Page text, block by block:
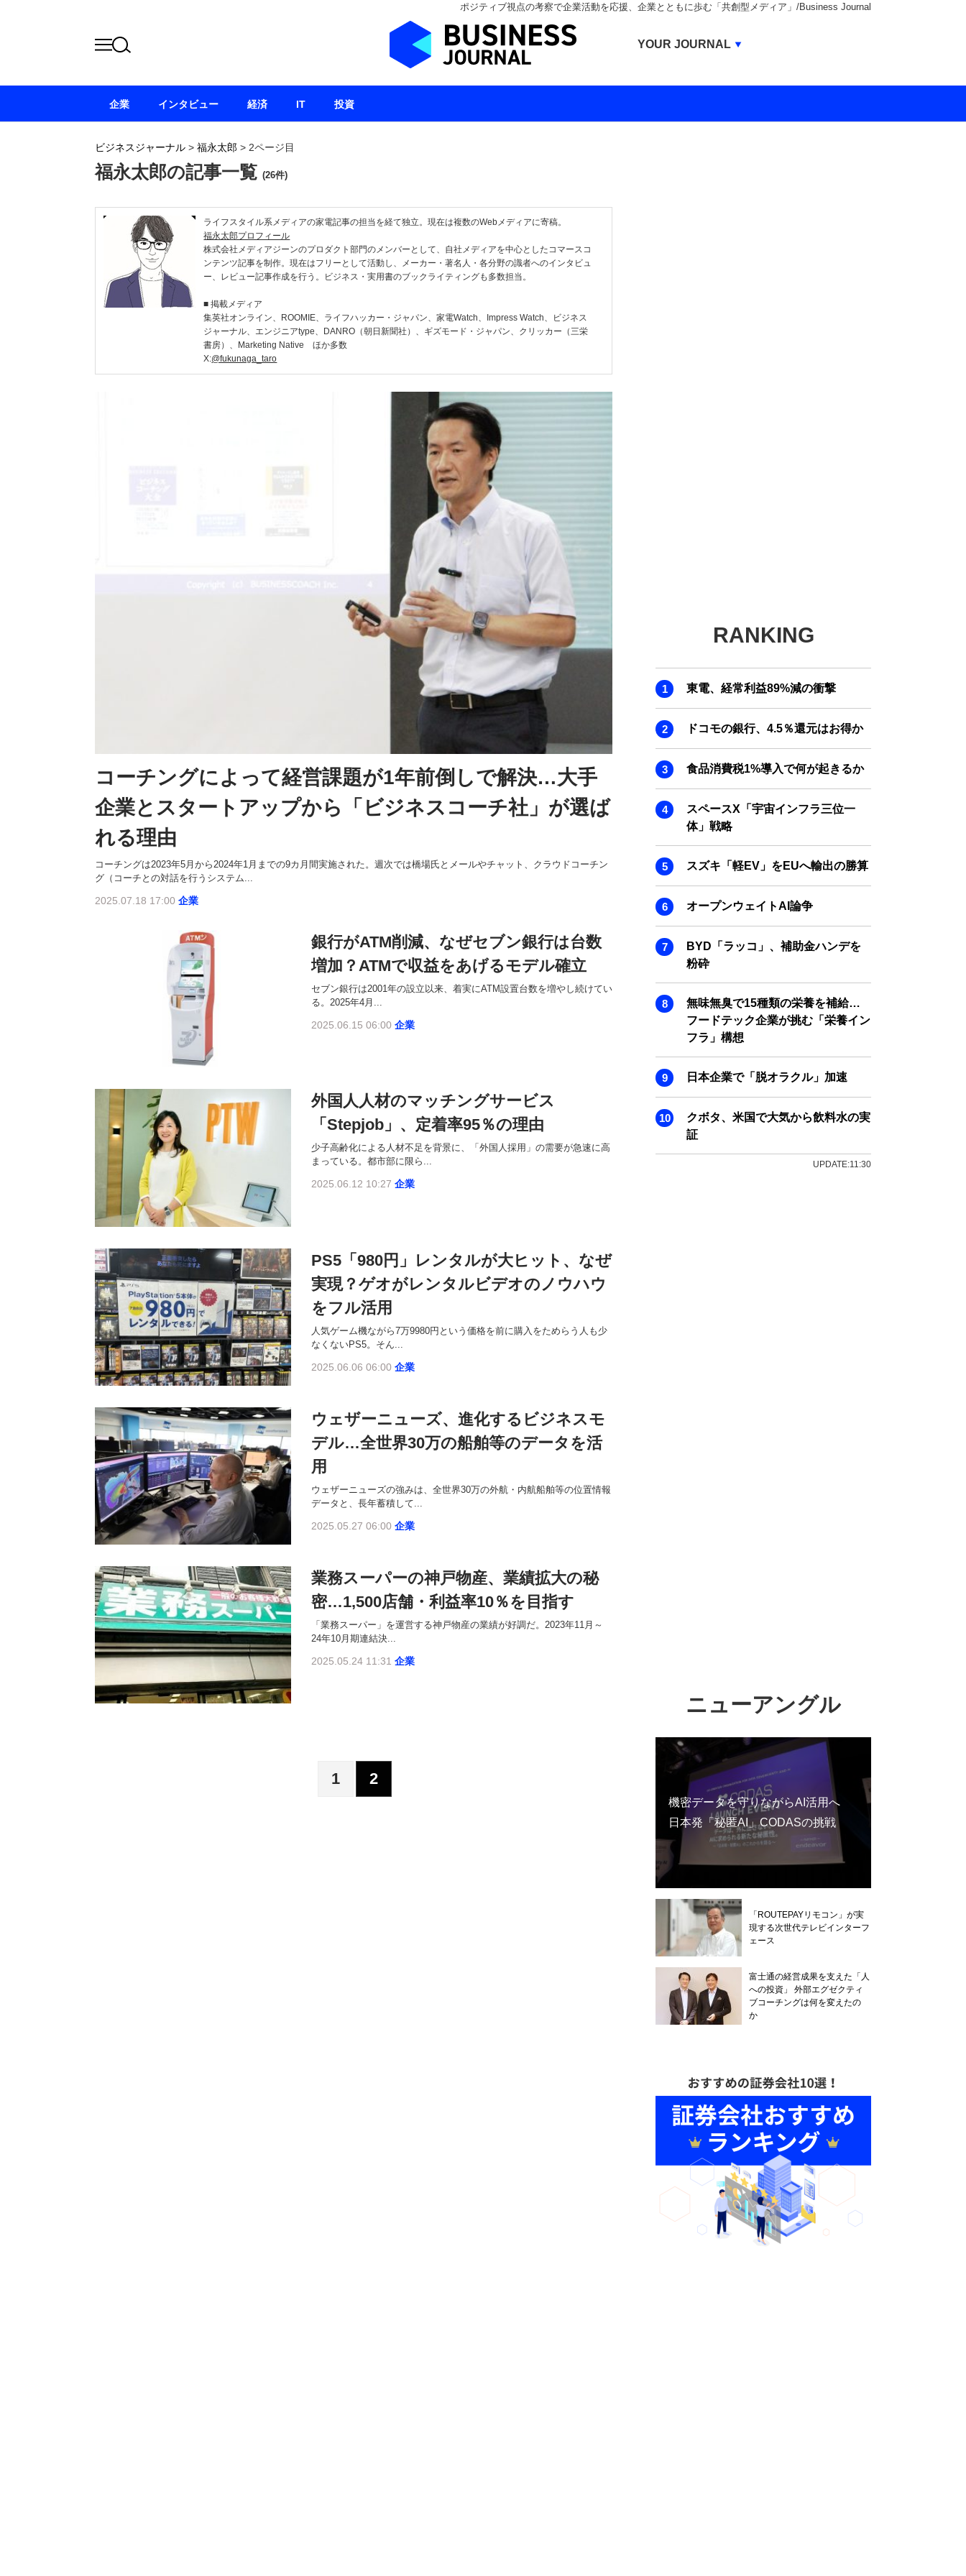
ポジティブ視点の考察で企業活動を応援、企業とともに歩む「共創型メディア」/Business Journal
ビジネスジャーナル > 福永太郎 > 2ページ目
福永太郎の記事一覧 (26件)
ライフスタイル系メディアの家電記事の担当を経て独立。現在は複数のWebメディアに寄稿。
福永太郎プロフィール
株式会社メディアジーンのプロダクト部門のメンバーとして、自社メディアを中心としたコマースコ
ンテンツ記事を制作。現在はフリーとして活動し、メーカー・著名人・各分野の識者へのインタビュ
ー、レビュー記事作成を行う。ビジネス・実用書のブックライティングも多数担当。
■ 掲載メディア
集英社オンライン、ROOMIE、ライフハッカー・ジャパン、家電Watch、Impress Watch、ビジネス
ジャーナル、エンジニアtype、DANRO（朝日新聞社）、ギズモード・ジャパン、クリッカー（三栄
書房）、Marketing Native ほか多数
X:@fukunaga_taro
コーチングによって経営課題が1年前倒しで解決…大手
企業とスタートアップから「ビジネスコーチ社」が選ば
れる理由
コーチングは2023年5月から2024年1月までの9カ月間実施された。週次では橋場氏とメールやチャット、クラウドコーチン
グ（コーチとの対話を行うシステム...
2025.07.18 17:00 企業
銀行がATM削減、なぜセブン銀行は台数
増加？ATMで収益をあげるモデル確立
セブン銀行は2001年の設立以来、着実にATM設置台数を増やし続けてい
る。2025年4月...
2025.06.15 06:00 企業
外国人人材のマッチングサービス
「Stepjob」、定着率95％の理由
少子高齢化による人材不足を背景に、「外国人採用」の需要が急速に高
まっている。都市部に限ら...
2025.06.12 10:27 企業
PS5「980円」レンタルが大ヒット、なぜ
実現？ゲオがレンタルビデオのノウハウ
をフル活用
人気ゲーム機ながら7万9980円という価格を前に購入をためらう人も少
なくないPS5。そん...
2025.06.06 06:00 企業
ウェザーニューズ、進化するビジネスモ
デル…全世界30万の船舶等のデータを活
用
ウェザーニューズの強みは、全世界30万の外航・内航船舶等の位置情報
データと、長年蓄積して...
2025.05.27 06:00 企業
業務スーパーの神戸物産、業績拡大の秘
密…1,500店舗・利益率10％を目指す
「業務スーパー」を運営する神戸物産の業績が好調だ。2023年11月～
24年10月期連結決...
2025.05.24 11:31 企業
1 2
RANKING
東電、経常利益89%減の衝撃
ドコモの銀行、4.5％還元はお得か
食品消費税1%導入で何が起きるか
スペースX「宇宙インフラ三位一
体」戦略
スズキ「軽EV」をEUへ輸出の勝算
オープンウェイトAI論争
BYD「ラッコ」、補助金ハンデを
粉砕
無味無臭で15種類の栄養を補給…
フードテック企業が挑む「栄養イン
フラ」構想
日本企業で「脱オラクル」加速
クボタ、米国で大気から飲料水の実
証
UPDATE:11:30
ニューアングル
機密データを守りながらAI活用へ
日本発「秘匿AI」CODASの挑戦
「ROUTEPAYリモコン」が実
現する次世代テレビインターフ
ェース
富士通の経営成果を支えた「人
への投資」 外部エグゼクティ
ブコーチングは何を変えたの
か
企業 インタビュー 経済 IT 投資
YOUR JOURNAL
BUSINESS JOURNAL